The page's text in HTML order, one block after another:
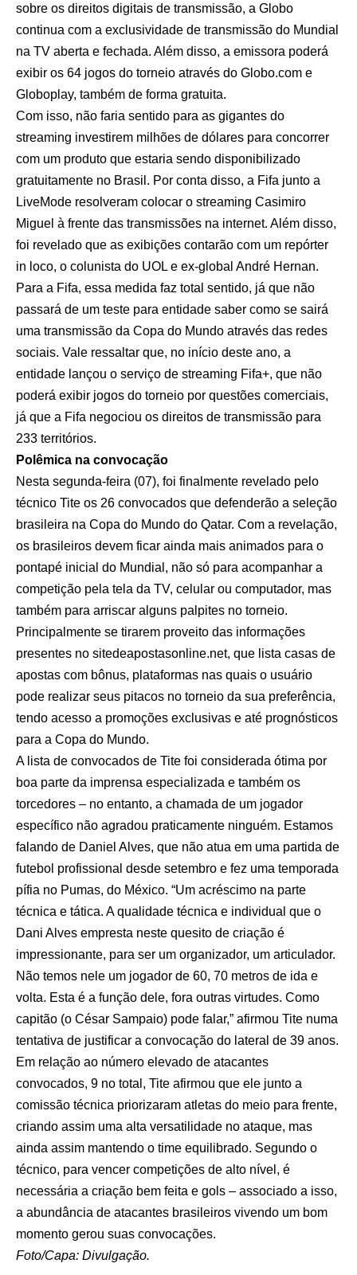
sobre os direitos digitais de transmissão, a Globo
continua com a exclusividade de transmissão do Mundial
na TV aberta e fechada. Além disso, a emissora poderá
exibir os 64 jogos do torneio através do Globo.com e
Globoplay, também de forma gratuita.
Com isso, não faria sentido para as gigantes do
streaming investirem milhões de dólares para concorrer
com um produto que estaria sendo disponibilizado
gratuitamente no Brasil. Por conta disso, a Fifa junto a
LiveMode resolveram colocar o streaming Casimiro
Miguel à frente das transmissões na internet. Além disso,
foi revelado que as exibições contarão com um repórter
in loco, o colunista do UOL e ex-global André Hernan.
Para a Fifa, essa medida faz total sentido, já que não
passará de um teste para entidade saber como se sairá
uma transmissão da Copa do Mundo através das redes
sociais. Vale ressaltar que, no início deste ano, a
entidade lançou o serviço de streaming Fifa+, que não
poderá exibir jogos do torneio por questões comerciais,
já que a Fifa negociou os direitos de transmissão para
233 territórios.
Polêmica na convocação
Nesta segunda-feira (07), foi finalmente revelado pelo
técnico Tite os 26 convocados que defenderão a seleção
brasileira na Copa do Mundo do Qatar. Com a revelação,
os brasileiros devem ficar ainda mais animados para o
pontapé inicial do Mundial, não só para acompanhar a
competição pela tela da TV, celular ou computador, mas
também para arriscar alguns palpites no torneio.
Principalmente se tirarem proveito das informações
presentes no sitedeapostasonline.net, que lista casas de
apostas com bônus, plataformas nas quais o usuário
pode realizar seus pitacos no torneio da sua preferência,
tendo acesso a promoções exclusivas e até prognósticos
para a Copa do Mundo.
A lista de convocados de Tite foi considerada ótima por
boa parte da imprensa especializada e também os
torcedores – no entanto, a chamada de um jogador
específico não agradou praticamente ninguém. Estamos
falando de Daniel Alves, que não atua em uma partida de
futebol profissional desde setembro e fez uma temporada
pífia no Pumas, do México. “Um acréscimo na parte
técnica e tática. A qualidade técnica e individual que o
Dani Alves empresta neste quesito de criação é
impressionante, para ser um organizador, um articulador.
Não temos nele um jogador de 60, 70 metros de ida e
volta. Esta é a função dele, fora outras virtudes. Como
capitão (o César Sampaio) pode falar,” afirmou Tite numa
tentativa de justificar a convocação do lateral de 39 anos.
Em relação ao número elevado de atacantes
convocados, 9 no total, Tite afirmou que ele junto a
comissão técnica priorizaram atletas do meio para frente,
criando assim uma alta versatilidade no ataque, mas
ainda assim mantendo o time equilibrado. Segundo o
técnico, para vencer competições de alto nível, é
necessária a criação bem feita e gols – associado a isso,
a abundância de atacantes brasileiros vivendo um bom
momento gerou suas convocações.
Foto/Capa: Divulgação.